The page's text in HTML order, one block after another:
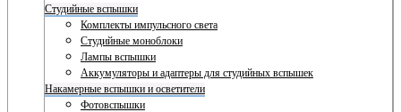
Студийные вспышки
Комплекты импульсного света
Студийные моноблоки
Лампы вспышки
Аккумуляторы и адаптеры для студийных вспышек
Накамерные вспышки и осветители
Фотовспышки